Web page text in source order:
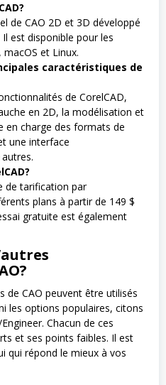
de CAO 2D et 3D développé
est disponible pour les
et Linux.
caractéristiques de
de CorelCAD,
en 2D, la modélisation et
en charge des formats de
une interface
de tarification par
plans à partir de 149 $
gratuite est également
de CAO peuvent être utilisés
les options populaires, citons
Chacun de ces
et ses points faibles. Il est
qui répond le mieux à vos